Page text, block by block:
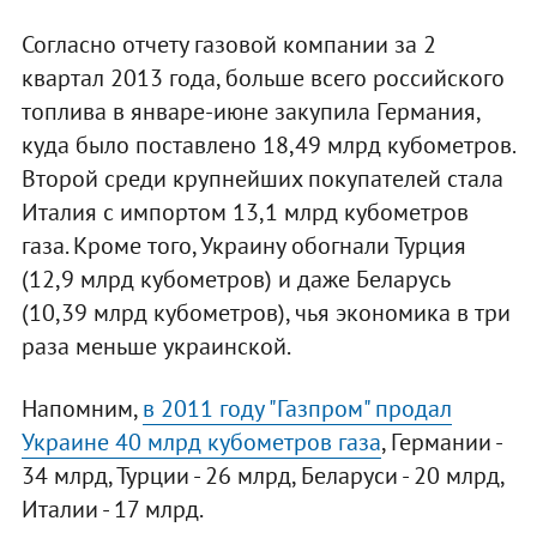
Согласно отчету газовой компании за 2
квартал 2013 года, больше всего российского
топлива в январе-июне закупила Германия,
куда было поставлено 18,49 млрд кубометров.
Второй среди крупнейших покупателей стала
Италия с импортом 13,1 млрд кубометров
газа. Кроме того, Украину обогнали Турция
(12,9 млрд кубометров) и даже Беларусь
(10,39 млрд кубометров), чья экономика в три
раза меньше украинской.
Напомним,в 2011 году "Газпром" продал
Украине 40 млрд кубометров газа, Германии -
34 млрд, Турции - 26 млрд, Беларуси - 20 млрд,
Италии - 17 млрд.